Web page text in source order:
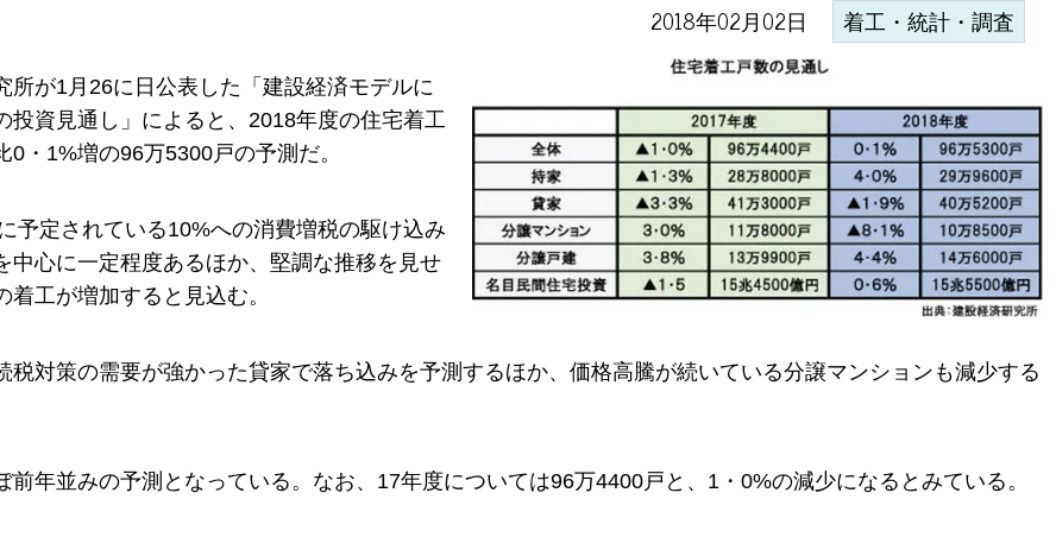
2018年02月02日 着工・統計・調査
所が1月26に日公表した「建設経済モデルに
投資見通し」によると、2018年度の住宅着工
0・1%増の96万5300戸の予測だ。
予定されている10%への消費増税の駆け込み
中心に一定程度あるほか、堅調な推移を見せ
着工が増加すると見込む。
税対策の需要が強かった貸家で落ち込みを予測するほか、価格高騰が続いている分譲マンションも減少する
前年並みの予測となっている。なお、17年度については96万4400戸と、1・0%の減少になるとみている。